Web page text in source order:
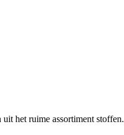
het ruime assortiment stoffen.